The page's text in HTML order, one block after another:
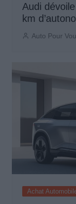
Audi
km
Auto Pour
Achat